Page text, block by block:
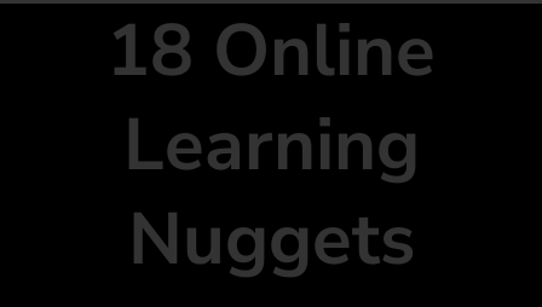
18 Online
Learning
Nuggets